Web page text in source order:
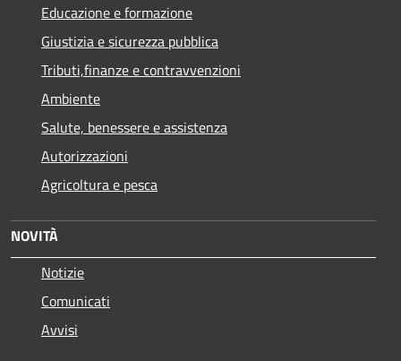
Educazione e formazione
Giustizia e sicurezza pubblica
Tributi,finanze e contravvenzioni
Ambiente
Salute, benessere e assistenza
Autorizzazioni
Agricoltura e pesca
NOVITÀ
Notizie
Comunicati
Avvisi